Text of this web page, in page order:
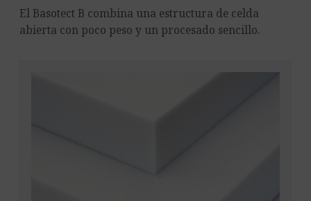
El Basotect B combina una estructura de celda
abierta con poco peso y un procesado sencillo.